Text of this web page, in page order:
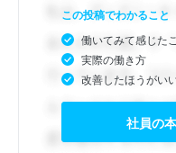
この投稿でわかること
働いてみて感じた
実際の働き方
改善したほうがい
社員の